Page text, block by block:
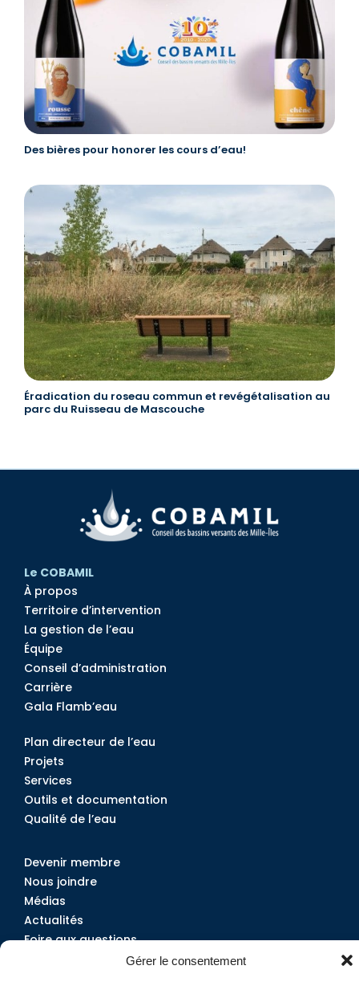
Gérer le consentement
Des bières pour honorer les cours d’eau!
Éradication du roseau commun et revégétalisation au
parc du Ruisseau de Mascouche
Le COBAMIL
À propos
Territoire d’intervention
La gestion de l’eau
Équipe
Conseil d’administration
Carrière
Gala Flamb’eau
Plan directeur de l’eau
Projets
Services
Outils et documentation
Qualité de l’eau
Devenir membre
Nous joindre
Médias
Actualités
Foire aux questions